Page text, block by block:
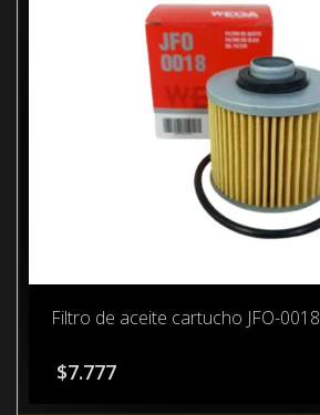
Filtro de aceite cartucho JFO-0018
$7.777